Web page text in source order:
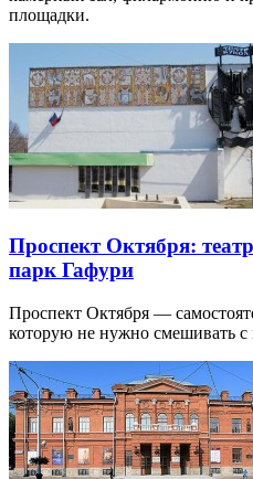
площадки.
Проспект Октября:
парк Гафури
Проспект Октября —
которую не нужно смешивать с